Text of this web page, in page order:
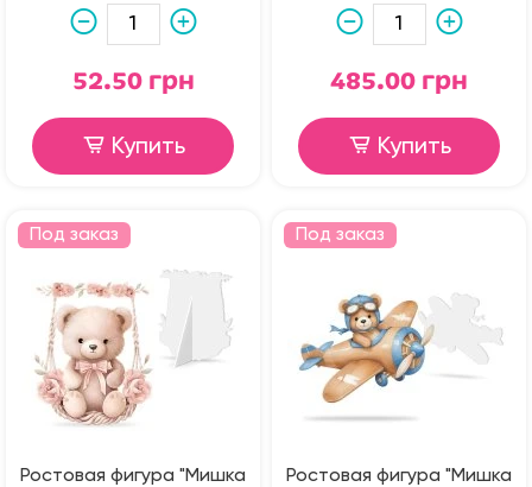
52.50 грн
Купить
485.00 грн
Купить
Под заказ
Ростовая фигура "Мишка
Под заказ
Ростовая фигура "Мишка